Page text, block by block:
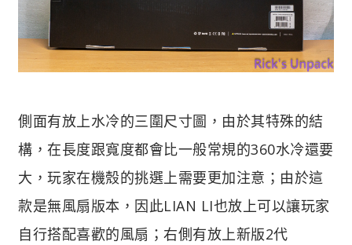
側面有放上水冷的三圍尺寸圖，由於其特殊的結
構，在長度跟寬度都會比一般常規的360水冷還要
大，玩家在機殼的挑選上需要更加注意；由於這
款是無風扇版本，因此LIAN LI也放上可以讓玩家
自行搭配喜歡的風扇；右側有放上新版2代